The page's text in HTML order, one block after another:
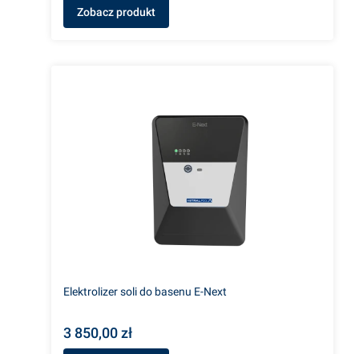
Zobacz produkt
Elektrolizer soli do basenu E-Next
3 850,00 zł